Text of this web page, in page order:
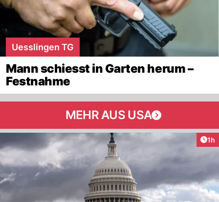
Uesslingen TG
Mann schiesst in Garten herum –
Festnahme
MEHR AUS USA
1h